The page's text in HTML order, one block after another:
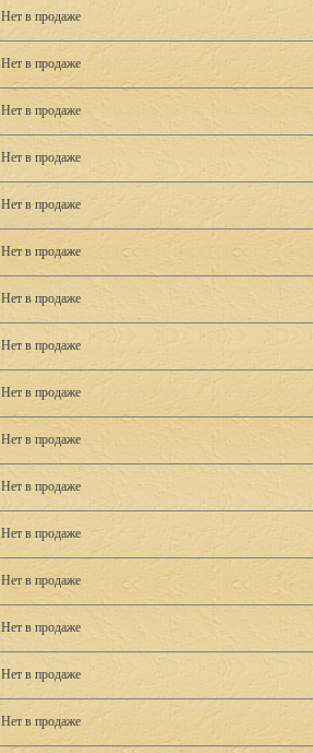
Нет в продаже
Нет в продаже
Нет в продаже
Нет в продаже
Нет в продаже
Нет в продаже
Нет в продаже
Нет в продаже
Нет в продаже
Нет в продаже
Нет в продаже
Нет в продаже
Нет в продаже
Нет в продаже
Нет в продаже
Нет в продаже